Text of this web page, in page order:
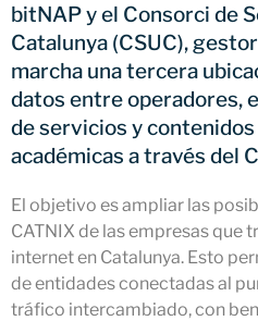
bitNAP y el Consorci de
Catalunya (CSUC),
marcha una tercera
datos entre operadores,
de servicios y
académicas a través del
El objetivo es ampliar las
CATNIX de las empresas que
internet en Catalunya. Esto
de entidades conectadas al
tráfico intercambiado, con